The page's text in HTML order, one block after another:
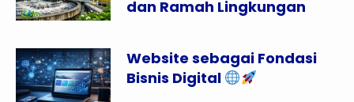
dan Ramah Lingkungan
Website sebagai Fondasi
Bisnis Digital